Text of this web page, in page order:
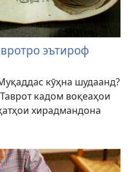
эътироф
кӯҳна шудаанд?
кадом воқеаҳои
хирадмандона